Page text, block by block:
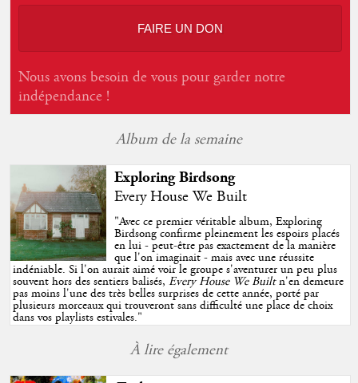
FAIRE UN DON
Nous avons besoin de vous pour garder notre
indépendance !
Album de la semaine
Exploring Birdsong
Every House We Built
"Avec ce premier véritable album, Exploring
Birdsong confirme pleinement les espoirs placés
en lui - peut-être pas exactement de la manière
que l'on imaginait - mais avec une réussite
indéniable. Si l'on aurait aimé voir le groupe s'aventurer un peu plus
souvent hors des sentiers balisés,Every House We Builtn'en demeure
pas moins l'une des très belles surprises de cette année, porté par
plusieurs morceaux qui trouveront sans difficulté une place de choix
dans vos playlists estivales."
À lire également